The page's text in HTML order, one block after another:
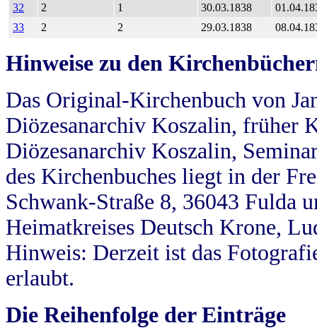
32
2 1 30.03.1838
33
2 2 29.03.1838
Hinweise zu den
Das Original-Kirchenbuch von
Diözesanarchiv Koszalin, früher
Diözesanarchiv Koszalin,
des Kirchenbuches liegt in der
Schwank-Straße 8, 36043 Fulda
Heimatkreises Deutsch Krone,
Hinweis: Derzeit ist das
erlaubt.
Die Reihenfolge der Einträge